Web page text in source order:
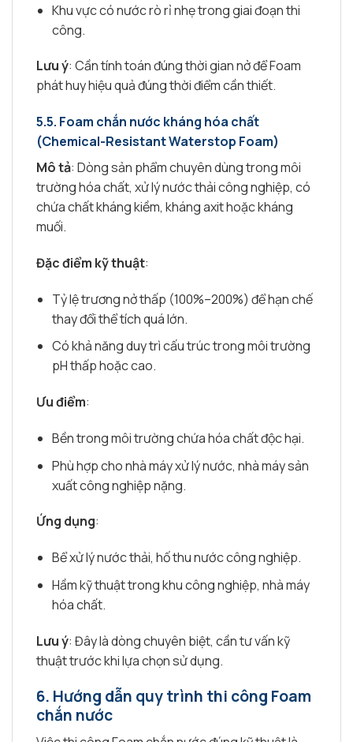
Khu vực có nước rò rỉ nhẹ trong giai đoạn thi
công.
Lưu ý: Cần tính toán đúng thời gian nở để Foam
phát huy hiệu quả đúng thời điểm cần thiết.
5.5. Foam chắn nước kháng hóa chất
(Chemical-Resistant Waterstop Foam)
Mô tả: Dòng sản phẩm chuyên dùng trong môi
trường hóa chất, xử lý nước thải công nghiệp, có
chứa chất kháng kiềm, kháng axit hoặc kháng
muối.
Đặc điểm kỹ thuật:
Tỷ lệ trương nở thấp (100%–200%) để hạn chế
thay đổi thể tích quá lớn.
Có khả năng duy trì cấu trúc trong môi trường
pH thấp hoặc cao.
Ưu điểm:
Bền trong môi trường chứa hóa chất độc hại.
Phù hợp cho nhà máy xử lý nước, nhà máy sản
xuất công nghiệp nặng.
Ứng dụng:
Bể xử lý nước thải, hố thu nước công nghiệp.
Hầm kỹ thuật trong khu công nghiệp, nhà máy
hóa chất.
Lưu ý: Đây là dòng chuyên biệt, cần tư vấn kỹ
thuật trước khi lựa chọn sử dụng.
6. Hướng dẫn quy trình thi công Foam
chắn nước